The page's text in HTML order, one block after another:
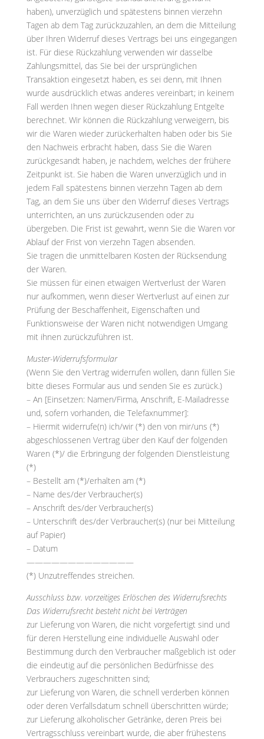
haben), unverzüglich und spätestens binnen vierzehn
Tagen ab dem Tag zurückzuzahlen, an dem die Mitteilung
über Ihren Widerruf dieses Vertrags bei uns eingegangen
ist. Für diese Rückzahlung verwenden wir dasselbe
Zahlungsmittel, das Sie bei der ursprünglichen
Transaktion eingesetzt haben, es sei denn, mit Ihnen
wurde ausdrücklich etwas anderes vereinbart; in keinem
Fall werden Ihnen wegen dieser Rückzahlung Entgelte
berechnet. Wir können die Rückzahlung verweigern, bis
wir die Waren wieder zurückerhalten haben oder bis Sie
den Nachweis erbracht haben, dass Sie die Waren
zurückgesandt haben, je nachdem, welches der frühere
Zeitpunkt ist. Sie haben die Waren unverzüglich und in
jedem Fall spätestens binnen vierzehn Tagen ab dem
Tag, an dem Sie uns über den Widerruf dieses Vertrags
unterrichten, an uns zurückzusenden oder zu
übergeben. Die Frist ist gewahrt, wenn Sie die Waren vor
Ablauf der Frist von vierzehn Tagen absenden.
Sie tragen die unmittelbaren Kosten der Rücksendung
der Waren.
Sie müssen für einen etwaigen Wertverlust der Waren
nur aufkommen, wenn dieser Wertverlust auf einen zur
Prüfung der Beschaffenheit, Eigenschaften und
Funktionsweise der Waren nicht notwendigen Umgang
mit ihnen zurückzuführen ist.
Muster-Widerrufsformular
(Wenn Sie den Vertrag widerrufen wollen, dann füllen Sie
bitte dieses Formular aus und senden Sie es zurück.)
– An [Einsetzen: Namen/Firma, Anschrift, E-Mailadresse
und, sofern vorhanden, die Telefaxnummer]:
– Hiermit widerrufe(n) ich/wir (*) den von mir/uns (*)
abgeschlossenen Vertrag über den Kauf der folgenden
Waren (*)/ die Erbringung der folgenden Dienstleistung
(*)
– Bestellt am (*)/erhalten am (*)
– Name des/der Verbraucher(s)
– Anschrift des/der Verbraucher(s)
– Unterschrift des/der Verbraucher(s) (nur bei Mitteilung
auf Papier)
– Datum
—————————————
(*) Unzutreffendes streichen.
Ausschluss bzw. vorzeitiges Erlöschen des Widerrufsrechts
Das Widerrufsrecht besteht nicht bei Verträgen
zur Lieferung von Waren, die nicht vorgefertigt sind und
für deren Herstellung eine individuelle Auswahl oder
Bestimmung durch den Verbraucher maßgeblich ist oder
die eindeutig auf die persönlichen Bedürfnisse des
Verbrauchers zugeschnitten sind;
zur Lieferung von Waren, die schnell verderben können
oder deren Verfallsdatum schnell überschritten würde;
zur Lieferung alkoholischer Getränke, deren Preis bei
Vertragsschluss vereinbart wurde, die aber frühestens